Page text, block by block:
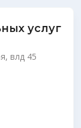
услуг
влд 45